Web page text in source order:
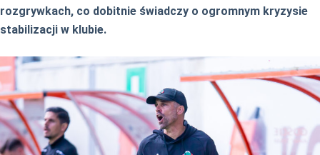
rozgrywkach, co dobitnie świadczy o ogromnym kryzysie
stabilizacji w klubie.